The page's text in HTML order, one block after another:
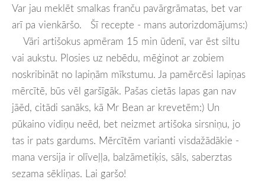
Var jau meklēt smalkas franču pavārgrāmatas, bet var
arī pa vienkāršo. Šī recepte - mans autorizdomājums:)
Vāri artišokus apmēram 15 min ūdenī, var ēst siltu
vai aukstu. Plosies uz nebēdu, mēģinot ar zobiem
noskribināt no lapiņām mīkstumu. Ja pamērcēsi lapiņas
mērcītē, būs vēl garšīgāk. Pašas cietās lapas gan nav
jāēd, citādi sanāks, kā Mr Bean ar krevetēm:) Un
pūkaino vidiņu neēd, bet neizmet artišoka sirsniņu, jo
tas ir pats gardums. Mērcītēm varianti visdažādākie -
mana versija ir olīveļļa, balzāmetiķis, sāls, saberztas
sezama sēkliņas. Lai garšo!